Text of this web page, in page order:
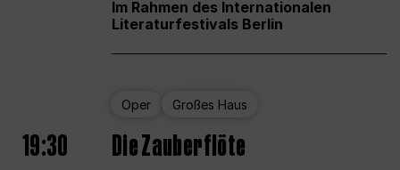
Im Rahmen des Internationalen
Literaturfestivals Berlin
Oper Großes Haus
19:30 Die Zauberflöte